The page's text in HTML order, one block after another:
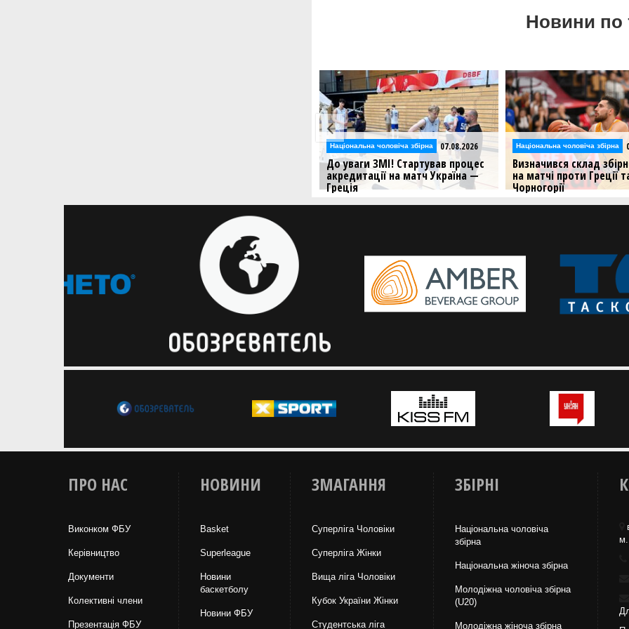
Новини по
Збірна Чорногорії підготовку до
наступних матчів розпочне вже 10
Національна чоловіча збірна 07.08.2026
До уваги ЗМІ! Стартував процес
акредитації на матч Україна —
Греція
Чоловіча збірна розпочинає свій
Національна чоловіча збірна
Визначився склад
на матчі проти Греції
Чорногорії
Національна команда
ПРО НАС
Виконком ФБУ
Керівництво
Документи
Колективні члени
Презентація ФБУ
НОВИНИ
Basket
Superleague
Новини
баскетболу
Новини ФБУ
ЗМАГАННЯ
Суперліга Чоловіки
Суперліга Жінки
Вища лiга Чоловіки
Кубок України Жінки
Студентська ліга
ЗБІРНІ
Національна чоловіча
збірна
Національна жiноча збірна
Молодіжна чоловіча збірна
(U20)
Молодіжна жіноча збірна
м.